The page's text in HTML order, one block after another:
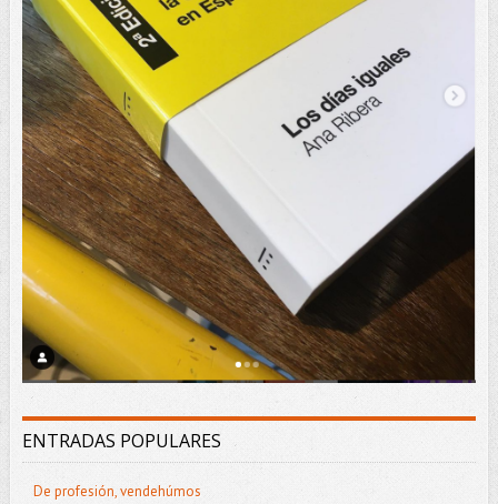
ENTRADAS POPULARES
De profesión, vendehúmos